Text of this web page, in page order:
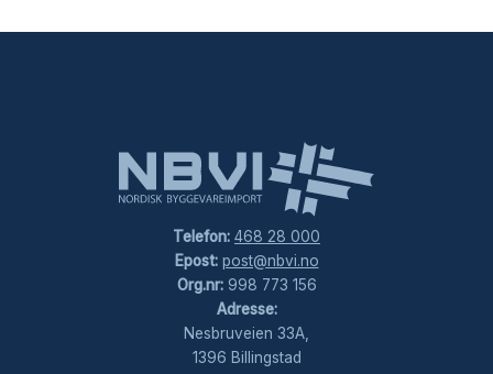
Telefon: 468 28 000
Epost: post@nbvi.no
Org.nr:998 773 156
Adresse:
Nesbruveien 33A,
1396 Billingstad